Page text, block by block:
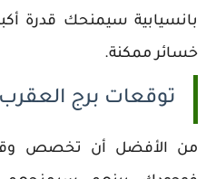
بانسيابية سيمنحك قدرة
خسائر ممكنة.
توقعات برج
من الأفضل أن تخصص وقتًا